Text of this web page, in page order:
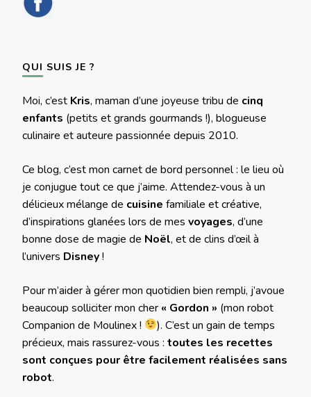
QUI SUIS JE ?
Moi, c’est Kris, maman d’une joyeuse tribu de cinq
enfants (petits et grands gourmands !), blogueuse
culinaire et auteure passionnée depuis 2010.
Ce blog, c’est mon carnet de bord personnel : le lieu où
je conjugue tout ce que j’aime. Attendez-vous à un
délicieux mélange de cuisine familiale et créative,
d’inspirations glanées lors de mes voyages, d’une
bonne dose de magie de Noël, et de clins d’œil à
l’univers Disney!
Pour m’aider à gérer mon quotidien bien rempli, j’avoue
beaucoup solliciter mon cher « Gordon » (mon robot
Companion de Moulinex !
). C’est un gain de temps
précieux, mais rassurez-vous : toutes les recettes
sont conçues pour être facilement réalisées sans
robot.